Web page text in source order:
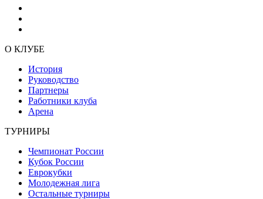
О КЛУБЕ
История
Руководство
Партнеры
Работники клуба
Арена
ТУРНИРЫ
Чемпионат России
Кубок России
Еврокубки
Молодежная лига
Остальные турниры